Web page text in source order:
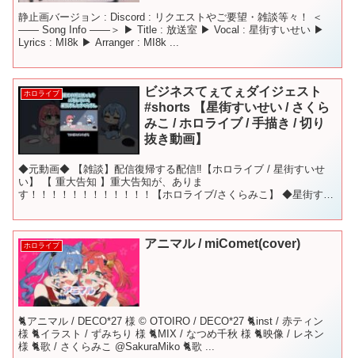
静止画バージョン : Discord : リクエストやご要望・雑談等々！ ＜
―― Song Info ――＞ ▶ Title : 放送室 ▶ Vocal : 星街すいせい ▶
Lyrics : MI8k ▶ Arranger : MI8k ...
ホロライブ
ビジネスてぇてぇダイジェスト
#shorts 【星街すいせい / さくら
みこ / ホロライブ / 手描き / 切り
抜き動画】
◆元動画◆ 【雑談】配信復帰する配信‼【ホロライブ / 星街すいせ
い】 【 重大告知 】重大告知が、ありま
す！！！！！！！！！！！！【ホロライブ/さくらみこ】 ◆星街すい
さ...
ホロライブ アニマル / miComet(cover)
🐈アニマル / DECO*27 様 © OTOIRO / DECO*27 🐈inst / 赤ティン
様 🐈イラスト / ずみちり 様 🐈MIX / なつめ千秋 様 🐈映像 / レネン
様 🐈歌 / さくらみこ @SakuraMiko 🐈歌 ...